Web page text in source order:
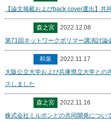
【論文掲載およびback cover選出】
森之宮
2022.12.08
第71回ネットワークポリマー講演討
和泉
2022.11.17
大阪公立大学および兵庫県立大学との
スしました
森之宮
2022.11.16
株式会社ミルボンとの共同開発につい